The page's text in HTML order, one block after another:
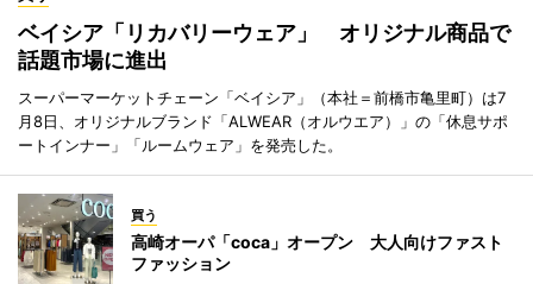
ベイシア「リカバリーウェア」 オリジナル商品で
話題市場に進出
スーパーマーケットチェーン「ベイシア」（本社＝前橋市亀里町）は7
月8日、オリジナルブランド「ALWEAR（オルウエア）」の「休息サポ
ートインナー」「ルームウェア」を発売した。
買う
高崎オーパ「coca」オープン 大人向けファスト
ファッション